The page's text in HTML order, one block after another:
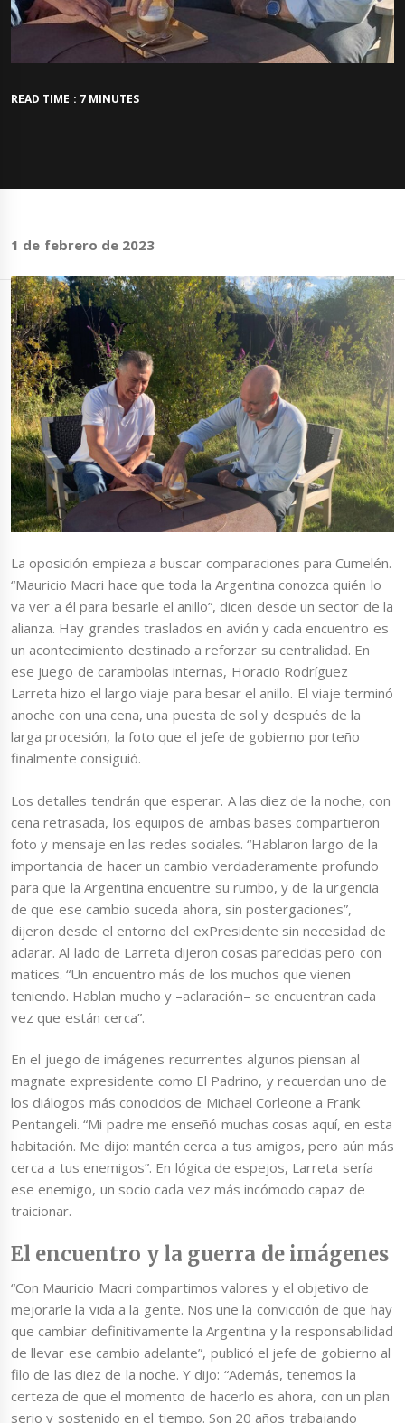
READ TIME : 7 MINUTES
1 de febrero de 2023
La oposición empieza a buscar comparaciones para Cumelén.
“Mauricio Macri hace que toda la Argentina conozca quién lo
va ver a él para besarle el anillo”, dicen desde un sector de la
alianza. Hay grandes traslados en avión y cada encuentro es
un acontecimiento destinado a reforzar su centralidad. En
ese juego de carambolas internas, Horacio Rodríguez
Larreta hizo el largo viaje para besar el anillo. El viaje terminó
anoche con una cena, una puesta de sol y después de la
larga procesión, la foto que el jefe de gobierno porteño
finalmente consiguió.
Los detalles tendrán que esperar. A las diez de la noche, con
cena retrasada, los equipos de ambas bases compartieron
foto y mensaje en las redes sociales. “Hablaron largo de la
importancia de hacer un cambio verdaderamente profundo
para que la Argentina encuentre su rumbo, y de la urgencia
de que ese cambio suceda ahora, sin postergaciones”,
dijeron desde el entorno del exPresidente sin necesidad de
aclarar. Al lado de Larreta dijeron cosas parecidas pero con
matices. “Un encuentro más de los muchos que vienen
teniendo. Hablan mucho y –aclaración– se encuentran cada
vez que están cerca”.
En el juego de imágenes recurrentes algunos piensan al
magnate expresidente como El Padrino, y recuerdan uno de
los diálogos más conocidos de Michael Corleone a Frank
Pentangeli. “Mi padre me enseñó muchas cosas aquí, en esta
habitación. Me dijo: mantén cerca a tus amigos, pero aún más
cerca a tus enemigos”. En lógica de espejos, Larreta sería
ese enemigo, un socio cada vez más incómodo capaz de
traicionar.
El encuentro y la guerra de imágenes
“Con Mauricio Macri compartimos valores y el objetivo de
mejorarle la vida a la gente. Nos une la convicción de que hay
que cambiar definitivamente la Argentina y la responsabilidad
de llevar ese cambio adelante”, publicó el jefe de gobierno al
filo de las diez de la noche. Y dijo: “Además, tenemos la
certeza de que el momento de hacerlo es ahora, con un plan
serio y sostenido en el tiempo. Son 20 años trabajando